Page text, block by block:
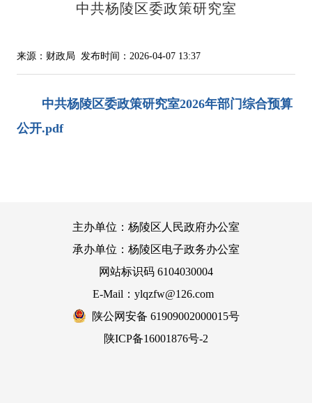
中共杨陵区委政策研究室
来源：财政局 发布时间：2026-04-07 13:37
中共杨陵区委政策研究室2026年部门综合预算
公开.pdf
主办单位：杨陵区人民政府办公室
承办单位：杨陵区电子政务办公室
网站标识码 6104030004
E-Mail：ylqzfw@126.com
陕公网安备 61909002000015号
陕ICP备16001876号-2